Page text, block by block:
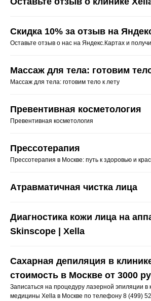
Скидка 10% за отзыв на
Оставьте отзыв о нас на Яндекс.Картах и
Массаж для тела: готовим
Массаж для тела: готовим тело к лету
Превентивная косметология
Превентивная косметология
Прессотерапия
Прессотерапия в Москве: путь к здоровью и
Атравматичная чистка лица
Диагностика кожи лица на
Skinscope | Xella
Сахарная депиляция в
стоимость в Москве от 3000
Записаться на процедуру лазерной эпиляции в
медицины Xella в Москве по телефону 8 (499)